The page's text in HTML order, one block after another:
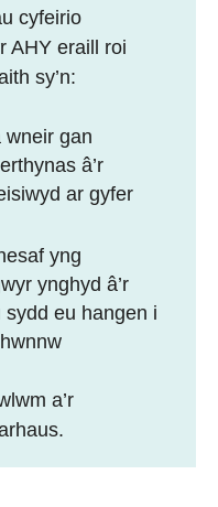
cyfeirio
AHY eraill roi
sy’n:
wneir gan
â’r
ar gyfer
yng
ynghyd â’r
eu hangen i
a’r